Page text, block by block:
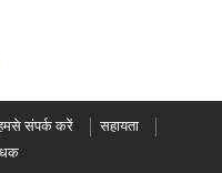
संपर्क करें
सहायता